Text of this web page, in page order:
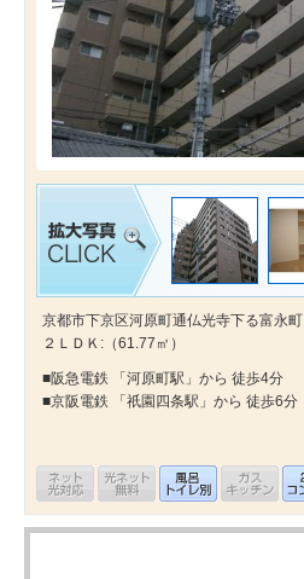
京都市下京区河原町通仏光寺下る富永町
２ＬＤＫ:（61.77㎡）
■阪急電鉄 「河原町駅」から 徒歩4分
■京阪電鉄 「祇園四条駅」から 徒歩6分